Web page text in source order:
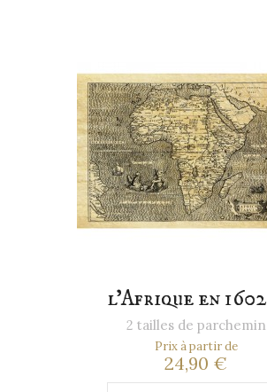
l'Afrique en 1602
2 tailles de parchemin
Prix à partir de
24,90 €